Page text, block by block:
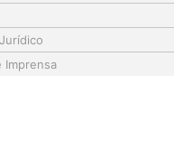
Imprensa